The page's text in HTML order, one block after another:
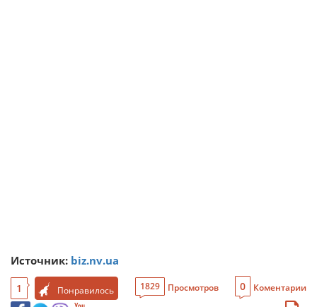
Источник: biz.nv.ua
1 Понравилось 1829 Просмотров 0 Коментарии